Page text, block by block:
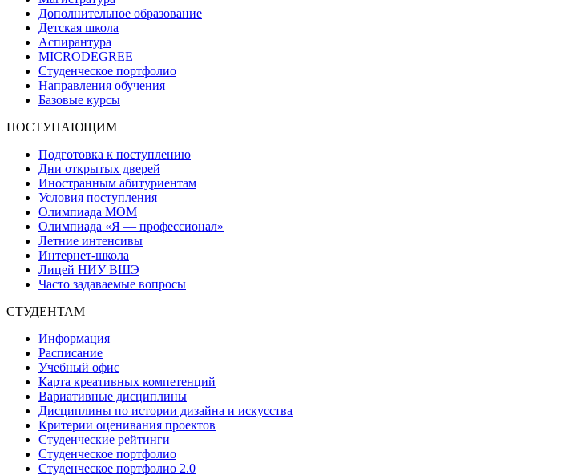
Дополнительное образование
Детская школа
Аспирантура
MICRODEGREE
Студенческое портфолио
Направления обучения
Базовые курсы
ПОСТУПАЮЩИМ
Подготовка к поступлению
Дни открытых дверей
Иностранным абитуриентам
Условия поступления
Олимпиада МОМ
Олимпиада «Я — профессионал»
Летние интенсивы
Интернет-школа
Лицей НИУ ВШЭ
Часто задаваемые вопросы
СТУДЕНТАМ
Информация
Расписание
Учебный офис
Карта креативных компетенций
Вариативные дисциплины
Дисциплины по истории дизайна и искусства
Критерии оценивания проектов
Студенческие рейтинги
Студенческое портфолио
Студенческое портфолио 2.0